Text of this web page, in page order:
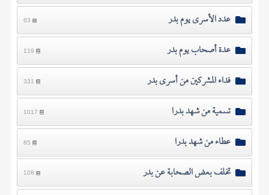
عدد الأسرى يوم بدر 63
عدة أصحاب يوم بدر 119
فداء المشركين من أسرى بدر 331
تسمية من شهد بدرا 1017
عطاء من شهد بدرا 85
تخلف بعض الصحابة عن بدر 108